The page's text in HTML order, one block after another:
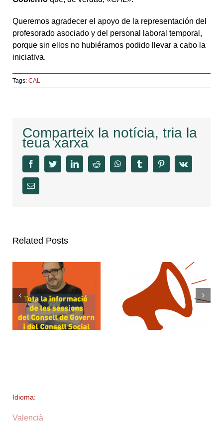
Queremos agradecer el apoyo de la representación del
profesorado asociado y del personal laboral temporal,
porque sin ellos no hubiéramos podido llevar a cabo la
iniciativa.
Tags: CAL
Comparteix la notícia, tria la
teua xarxa
facebooktwitter linkedinreddit whatsapptumblr pinterestvk
Email
Related Posts
Idioma:
Valencià